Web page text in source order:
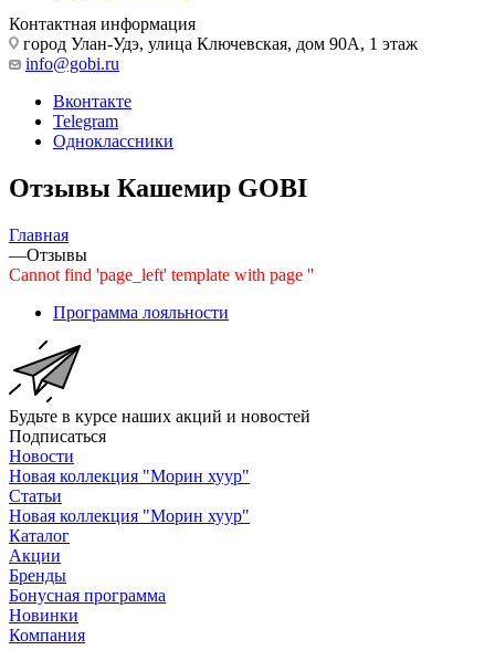
Контактная информация
город Улан-Удэ, улица Ключевская, дом 90А, 1 этаж
info@gobi.ru
Вконтакте
Telegram
Одноклассники
Отзывы Кашемир GOBI
Главная
—Отзывы
Cannot find 'page_left' template with page ''
Программа лояльности
Будьте в курсе наших акций и новостей
Подписаться
Новости
Новая коллекция "Морин хуур"
Статьи
Новая коллекция "Морин хуур"
Каталог
Акции
Бренды
Бонусная программа
Новинки
Компания